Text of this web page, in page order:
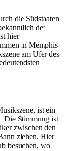
die Südstaaten
der
hier
in Memphis
am Ufer des
ist ein
Die Stimmung ist
zwischen den
ziehen. Hier
besuchen, wo